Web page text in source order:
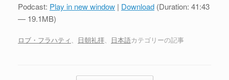
プ
ヤ
Podcast: Play in new window | Download (Duration: 41:43
— 19.1MB)
ロブ・フラハティ、 日朝礼拝、 日本語カテゴリーの記事